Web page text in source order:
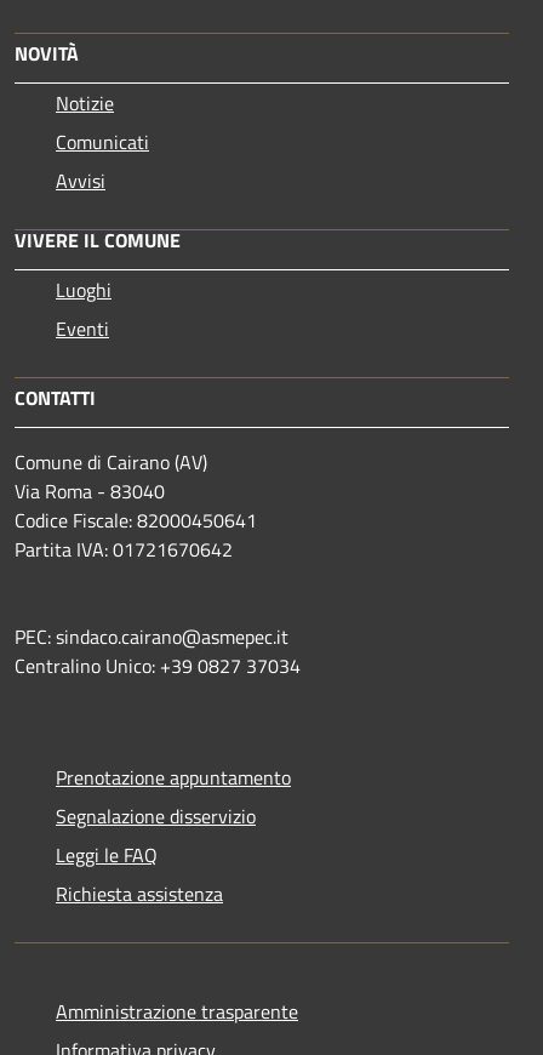
NOVITÀ
Notizie
Comunicati
Avvisi
VIVERE IL COMUNE
Luoghi
Eventi
CONTATTI
Comune di Cairano (AV)
Via Roma - 83040
Codice Fiscale: 82000450641
Partita IVA: 01721670642
PEC: sindaco.cairano@asmepec.it
Centralino Unico: +39 0827 37034
Prenotazione appuntamento
Segnalazione disservizio
Leggi le FAQ
Richiesta assistenza
Amministrazione trasparente